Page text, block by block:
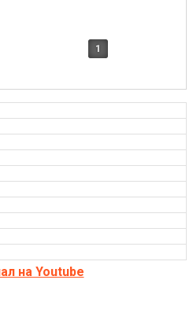
1
на Youtube